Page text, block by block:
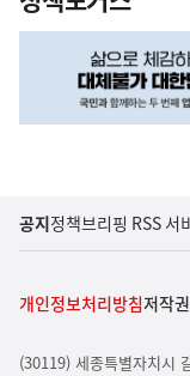
공지정책브리핑 RSS 서
개인정보처리방침저작
(30119) 세종특별자치시